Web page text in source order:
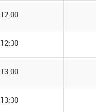
12:00
12:30
13:00
13:30